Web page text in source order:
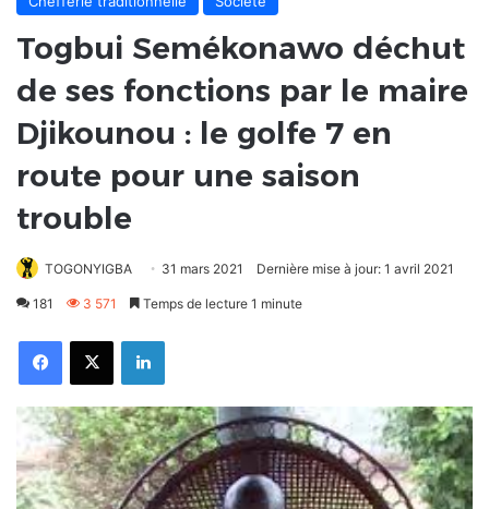
Togbui Semékonawo déchut
de ses fonctions par le maire
Djikounou : le golfe 7 en
route pour une saison
trouble
TOGONYIGBA 31 mars 2021 Dernière mise à jour: 1 avril 2021
181 3 571 Temps de lecture 1 minute
FacebookX Linkedin